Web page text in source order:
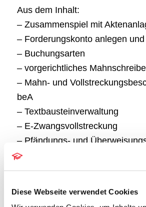
Diese Webseite verwendet Cookies
Aus dem Inhalt:
– Zusammenspiel mit
– Forderungskonto anlegen
– Buchungsarten
– vorgerichtliches
– Mahn- und
beA
– Textbausteinverwaltung
– E-Zwangsvollstreckung
– Pfändungs- und
– Ratenzahlungsvereinbarung
– ZV-Maßnahmenplaner